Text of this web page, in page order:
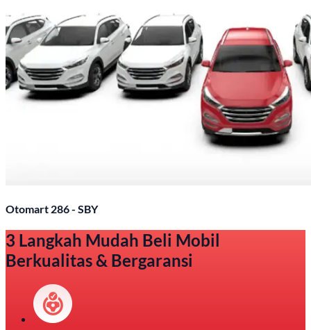
Otomart 286 - SBY
3 Langkah Mudah Beli Mobil
Berkualitas & Bergaransi